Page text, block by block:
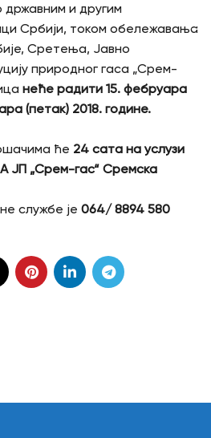
државним и другим
Србији, током обележавања
Сретења, Јавно
природног гаса „Срем-
неће радити 15. фебруара
(петак) 2018. године.
ће 24 сата на услузи
ЈП „Срем-гас“ Сремска
службе је 064/ 8894 580